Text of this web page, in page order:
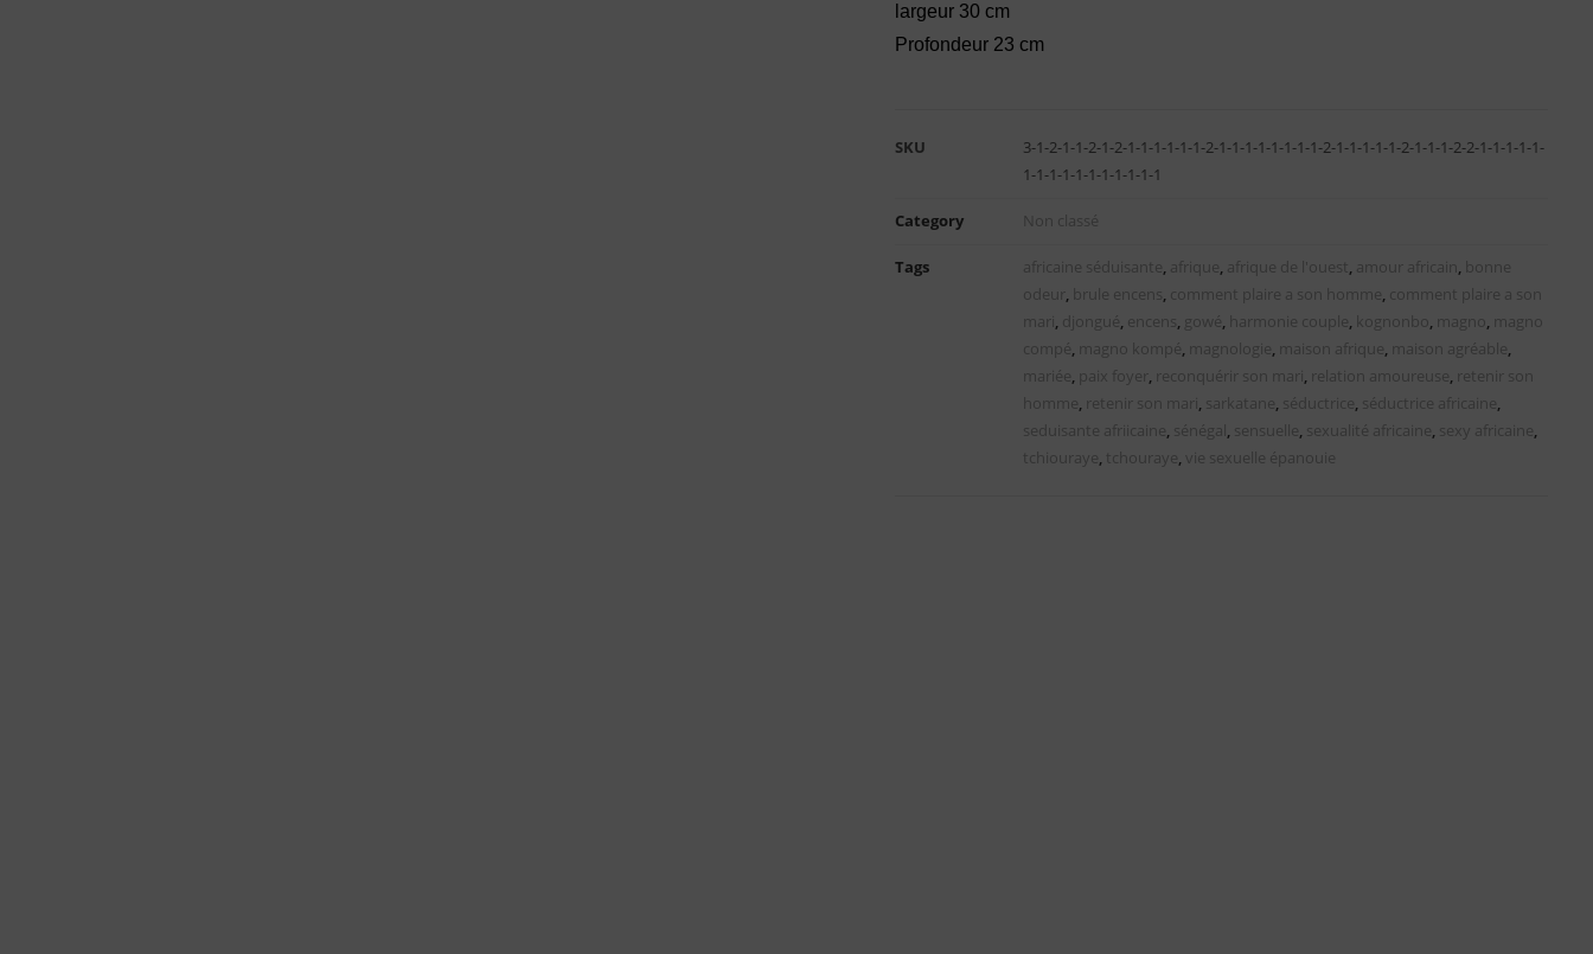
largeur 30 cm
Profondeur 23 cm
SKU
3-1-2-1-1-2-1-2-1-1-1-1-1-1-2-1-1-1-1-1-1-1-1-2-1-1-1-1-1-2-1-1-1-2-2-1-1-1-1-1-
1-1-1-1-1-1-1-1-1-1-1
Category Non classé
Tags africaine séduisante, afrique, afrique de l'ouest , amour africain, bonne
odeur, brule encens , comment plaire a son homme, comment plaire a son
mari , djongué, encens , gowé, harmonie couple, kognonbo, magno, magno
compé, magno kompé, magnologie, maison afrique, maison agréable,
mariée, paix foyer, reconquérir son mari , relation amoureuse, retenir son
homme, retenir son mari , sarkatane, séductrice, séductrice africaine,
seduisante afriicaine, sénégal , sensuelle, sexualité africaine, sexy africaine,
tchiouraye, tchouraye, vie sexuelle épanouie